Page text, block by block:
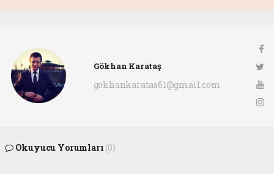
Gökhan Karataş
gokhankaratas61@gmail.com
Okuyucu Yorumları (0)